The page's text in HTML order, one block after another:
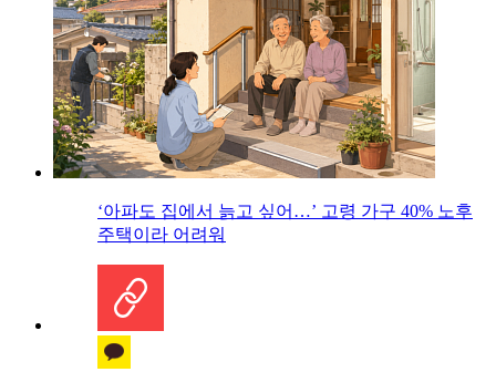
‘아파도 집에서 늙고 싶어…’ 고령 가구 40% 노후
주택이라 어려워